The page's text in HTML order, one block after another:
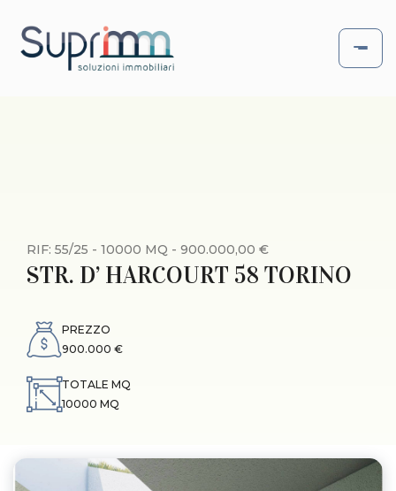
RIF: 55/25 - 10000 MQ - 900.000,00 €
STR. D’ HARCOURT 58 TORINO
PREZZO
900.000 €
TOTALE MQ
10000 MQ